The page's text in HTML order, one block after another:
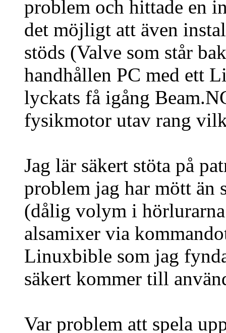
problem och hittade en
det möjligt att även
stöds (Valve som står
handhållen PC med ett
lyckats få igång
fysikmotor utav rang
Jag lär säkert stöta på
problem jag har mött än
(dålig volym i
alsamixer via
Linuxbible som jag
säkert kommer till
Var problem att spela